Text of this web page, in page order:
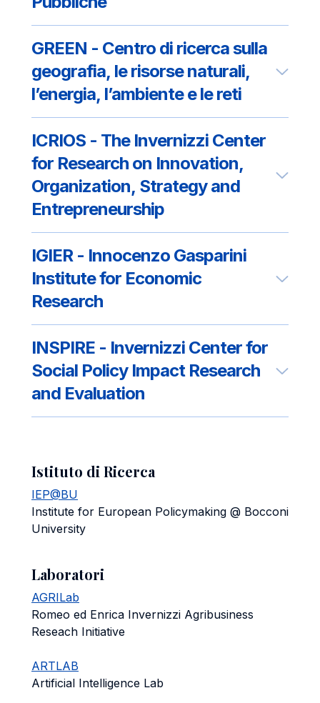
GREEN - Centro di ricerca sulla
geografia, le risorse naturali,
l’energia, l’ambiente e le reti
ICRIOS - The Invernizzi Center
for Research on Innovation,
Organization, Strategy and
Entrepreneurship
IGIER - Innocenzo Gasparini
Institute for Economic
Research
INSPIRE - Invernizzi Center for
Social Policy Impact Research
and Evaluation
Istituto di Ricerca
IEP@BU
Institute for European Policymaking @ Bocconi
University
Laboratori
AGRILab
Romeo ed Enrica Invernizzi Agribusiness
Reseach Initiative
ARTLAB
Artificial Intelligence Lab